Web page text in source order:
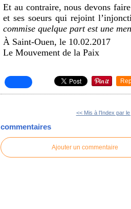
Et au contraire, nous devons
et ses soeurs qui rejoint
commise quelque part est une
À Saint-Ouen, le 10.02.2017
Le Mouvement de la Paix
<< Mis à l'Index par le
commentaires
Ajouter un commentaire